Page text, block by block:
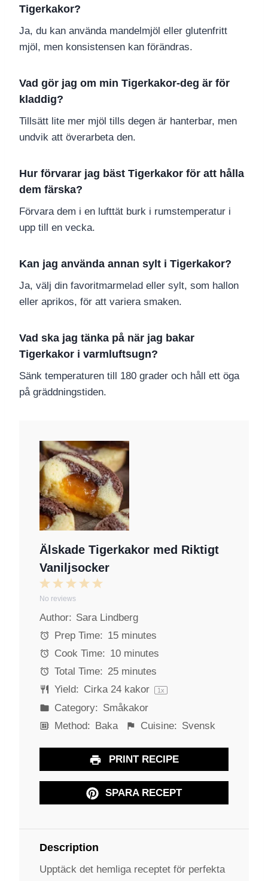
Tigerkakor?
Ja, du kan använda mandelmjöl eller glutenfritt
mjöl, men konsistensen kan förändras.
Vad gör jag om min Tigerkakor-deg är för
kladdig?
Tillsätt lite mer mjöl tills degen är hanterbar, men
undvik att överarbeta den.
Hur förvarar jag bäst Tigerkakor för att hålla
dem färska?
Förvara dem i en lufttät burk i rumstemperatur i
upp till en vecka.
Kan jag använda annan sylt i Tigerkakor?
Ja, välj din favoritmarmelad eller sylt, som hallon
eller aprikos, för att variera smaken.
Vad ska jag tänka på när jag bakar
Tigerkakor i varmluftsugn?
Sänk temperaturen till 180 grader och håll ett öga
på gräddningstiden.
Älskade Tigerkakor med Riktigt
Vaniljsocker
5
t
r
4
t
a
r
s
3
t
a
r
s
2
S
t
a
r
s
1
S
t
a
No reviews
Author: Sara Lindberg
Prep Time: 15 minutes
Cook Time: 10 minutes
Total Time: 25 minutes
Yield: Cirka 24kakor 1x
Category: Småkakor
Method: Baka Cuisine: Svensk
PRINT RECIPE
SPARA RECEPT
Description
Upptäck det hemliga receptet för perfekta